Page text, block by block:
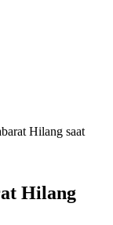
Hilang saat
Hilang